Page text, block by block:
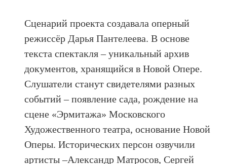
Сценарий проекта создавала оперный
режиссёр Дарья Пантелеева. В основе
текста спектакля – уникальный архив
документов, хранящийся в Новой Опере.
Слушатели станут свидетелями разных
событий – появление сада, рождение на
сцене «Эрмитажа» Московского
Художественного театра, основание Новой
Оперы. Исторических персон озвучили
артисты –Александр Матросов, Сергей